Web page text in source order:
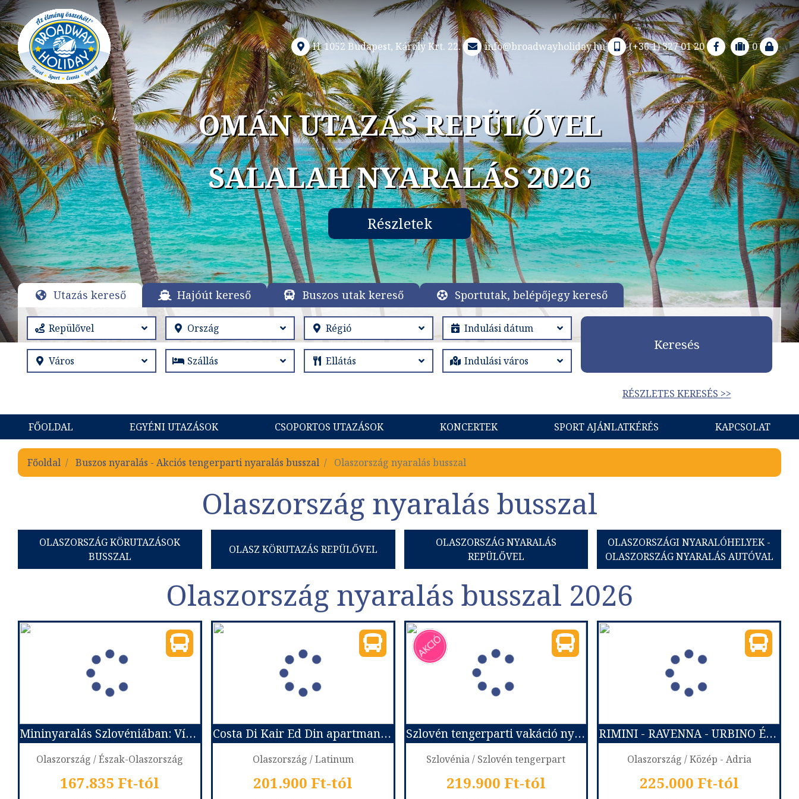
H-1052 Budapest, Károly Krt. 22. info@broadwayholiday.hu (+36 1) 327 01 20 0
Utazás kereső Hajóút kereső Buszos utak kereső Sportutak, belépőjegy kereső
Keresés
RÉSZLETES KERESÉS >>
FŐOLDAL EGYÉNI UTAZÁSOK CSOPORTOS UTAZÁSOK KONCERTEK SPORT AJÁNLATKÉRÉS KAPCSOLAT
Főoldal Buszos nyaralás - Akciós tengerparti nyaralás busszal Olaszország nyaralás busszal
Olaszország nyaralás busszal
OLASZORSZÁG KÖRUTAZÁSOK
BUSSZAL
OLASZ KÖRUTAZÁS REPÜLŐVEL
OLASZORSZÁG NYARALÁS
REPÜLŐVEL
OLASZORSZÁGI NYARALÓHELYEK -
OLASZORSZÁG NYARALÁS AUTÓVAL
Olaszország nyaralás busszal 2026
Mininyaralás Szlovéniában: Vízesés, szurdok, tenger, városnézés ***
Olaszország / Észak-Olaszország
167.835 Ft-tól
Costa Di Kair Ed Din apartmantelep (Busz)
Olaszország / Latinum
201.900 Ft-tól
Szlovén tengerparti vakáció nyaralással - Portoroz 6 nap
Szlovénia / Szlovén tengerpart
219.900 Ft-tól
RIMINI - RAVENNA - URBINO ÉS SAN-MARINO - TENGERPARTI PIHENÉSSEL - OLASZORSZÁG UTAZÁS BUSSZAL
Olaszország / Közép - Adria
225.000 Ft-tól